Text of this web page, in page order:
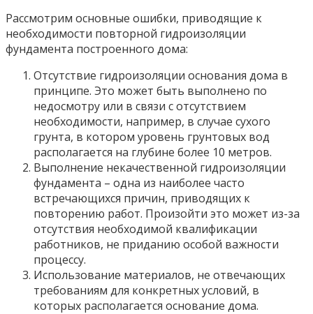
Рассмотрим основные ошибки, приводящие к
необходимости повторной гидроизоляции
фундамента построенного дома:
Отсутствие гидроизоляции основания дома в
принципе. Это может быть выполнено по
недосмотру или в связи с отсутствием
необходимости, например, в случае сухого
грунта, в котором уровень грунтовых вод
располагается на глубине более 10 метров.
Выполнение некачественной гидроизоляции
фундамента – одна из наиболее часто
встречающихся причин, приводящих к
повторению работ. Произойти это может из-за
отсутствия необходимой квалификации
работников, не приданию особой важности
процессу.
Использование материалов, не отвечающих
требованиям для конкретных условий, в
которых располагается основание дома.